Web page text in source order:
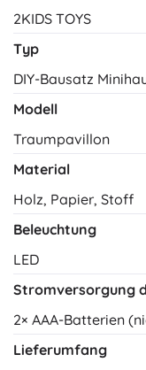
2KIDS TOYS
Typ
DIY-Bausatz
Modell
Traumpavillon
Material
Holz, Papier, Stoff
Beleuchtung
LED
Stromversorgung
2× AAA-Batterien
Lieferumfang